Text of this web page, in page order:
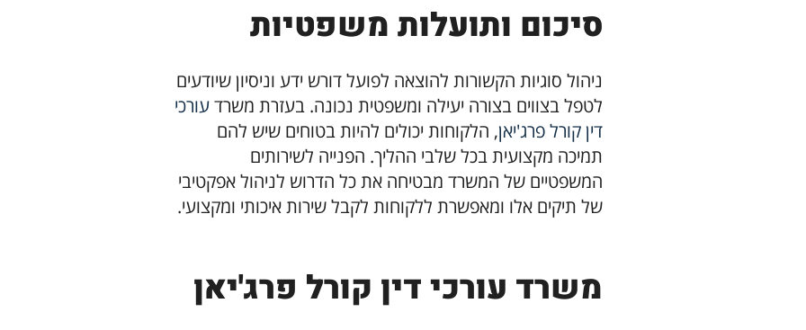
סיכום ותועלות משפטיות
ניהול סוגיות הקשורות להוצאה לפועל דורש ידע וניסיון שיודעים
לטפל בצווים בצורה יעילה ומשפטית נכונה. בעזרת משרדעורכי
דין קורל פרג'יאן, הלקוחות יכולים להיות בטוחים שיש להם
תמיכה מקצועית בכל שלבי ההליך. הפנייה לשירותים
המשפטיים של המשרד מבטיחה את כל הדרוש לניהול אפקטיבי
של תיקים אלו ומאפשרת ללקוחות לקבל שירות איכותי ומקצועי.
משרד עורכי דין קורל פרג'יאן